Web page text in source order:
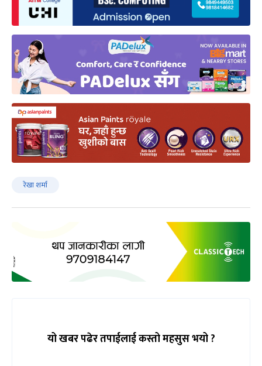
रेखा शर्मा
यो खबर पढेर तपाईलाई कस्तो महसुस भयो ?